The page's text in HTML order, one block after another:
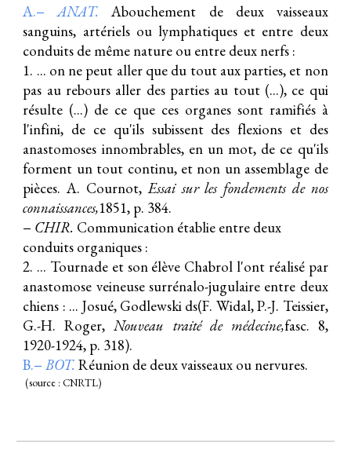
A.− ANAT. Abouchement de deux vaisseaux
sanguins, artériels ou lymphatiques et entre deux
conduits de même nature ou entre deux nerfs :
1. ... on ne peut aller que du tout aux parties, et non
pas au rebours aller des parties au tout (...), ce qui
résulte (...) de ce que ces organes sont ramifiés à
l'infini, de ce qu'ils subissent des flexions et des
anastomoses innombrables, en un mot, de ce qu'ils
forment un tout continu, et non un assemblage de
pièces. A. Cournot,Essai sur les fondements de nos
connaissances,1851, p. 384.
− CHIR. Communication établie entre deux
conduits organiques :
2. ... Tournade et son élève Chabrol l'ont réalisé par
anastomose veineuse surrénalo-jugulaire entre deux
chiens : ... Josué, Godlewski ds(F. Widal, P.-J. Teissier,
G.-H. Roger,Nouveau traité de médecine,fasc. 8,
1920-1924, p. 318).
B.−BOT. Réunion de deux vaisseaux ou nervures.
(source : CNRTL)